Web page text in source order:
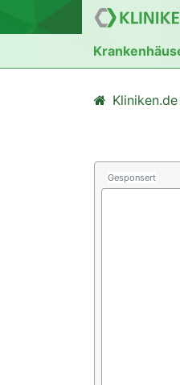
Kliniken.de
Gesponsert